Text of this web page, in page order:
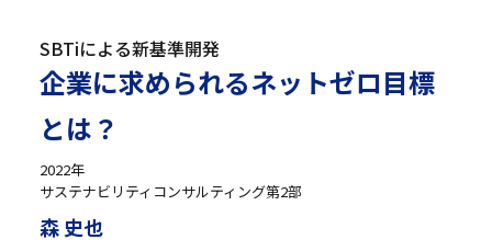
SBTiによる新基準開発
企業に求められるネットゼロ目標
とは？
2022年
サステナビリティコンサルティング第2部
森 史也